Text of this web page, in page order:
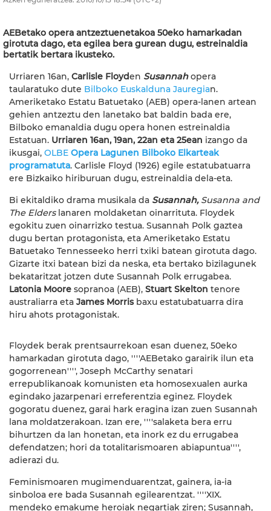
AEBetako opera antzeztuenetakoa 50eko hamarkadan
girotuta dago, eta egilea bera gurean dugu, estreinaldia
bertatik bertara ikusteko.
Urriaren 16an, Carlisle Floyden Susannahopera
taularatuko dute Bilboko Euskalduna Jauregian.
Ameriketako Estatu Batuetako (AEB) opera-lanen artean
gehien antzeztu den lanetako bat baldin bada ere,
Bilboko emanaldia dugu opera honen estreinaldia
Estatuan. Urriaren 16an, 19an, 22an eta 25ean izango da
ikusgai, OLBE Opera Lagunen Bilboko Elkarteak
programatuta. Carlisle Floyd (1926) egile estatubatuarra
ere Bizkaiko hiriburuan dugu, estreinaldia dela-eta.
Bi ekitaldiko drama musikala da Susannah, Susanna and
The Elderslanaren moldaketan oinarrituta. Floydek
egokitu zuen oinarrizko testua. Susannah Polk gaztea
dugu bertan protagonista, eta Ameriketako Estatu
Batuetako Tennesseeko herri txiki batean girotuta dago.
Gizarte itxi batean bizi da neska, eta bertako bizilagunek
bekataritzat jotzen dute Susannah Polk errugabea.
Latonia Moore sopranoa (AEB), Stuart Skelton tenore
australiarra eta James Morrisbaxu estatubatuarra dira
hiru ahots protagonistak.
Floydek berak prentsaurrekoan esan duenez, 50eko
hamarkadan girotuta dago, ''''AEBetako garairik ilun eta
gogorrenean'''', Joseph McCarthy senatari
errepublikanoak komunisten eta homosexualen aurka
egindako jazarpenari erreferentzia eginez. Floydek
gogoratu duenez, garai hark eragina izan zuen Susannah
lana moldatzerakoan. Izan ere, ''''salaketa bera erru
bihurtzen da lan honetan, eta inork ez du errugabea
defendatzen; hori da totalitarismoaren abiapuntua'''',
adierazi du.
Feminismoaren mugimenduarentzat, gainera, ia-ia
sinboloa ere bada Susannah egilearentzat. ''''XIX.
mendeko emakume heroiak negartiak ziren; Susannah,